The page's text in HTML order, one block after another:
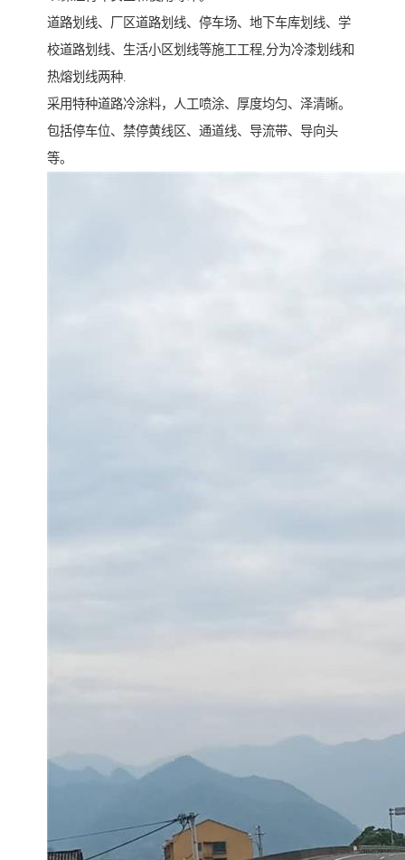
道路划线、厂区道路划线、停车场、地下车库划线、学
校道路划线、生活小区划线等施工工程,分为冷漆划线和
热熔划线两种.
采用特种道路冷涂料，人工喷涂、厚度均匀、泽清晰。
包括停车位、禁停黄线区、通道线、导流带、导向头
等。